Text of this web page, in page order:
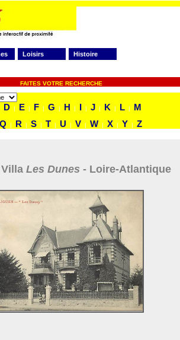
Loisirs Histoire
FAITES VOTRE RECHERCHE
D | E | F | G | H | I | J | K | L |
M
Q | R | S | T | U | V | W | X | Y | Z
Les Dunes - Loire-Atlantique